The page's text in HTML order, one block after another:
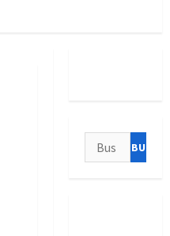
Buscar: